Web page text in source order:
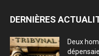
DERNIÈRES
Deux